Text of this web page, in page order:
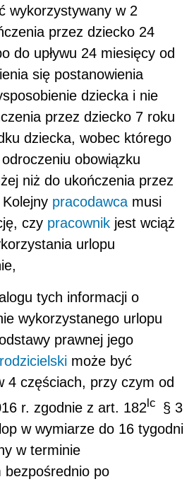
wykorzystywany w 2
przez dziecko 24
do upływu 24 miesięcy od
się postanowienia
dziecka i nie
przez dziecko 7 roku
dziecka, wobec którego
obowiązku
niż do ukończenia przez
pracodawca musi
czy pracownik jest wciąż
urlopu
tych informacji o
wykorzystanego urlopu
prawnej jego
może być
4 częściach, przy czym od
r. zgodnie z art. 182lc § 3
w wymiarze do 16 tygodni
w terminie
bezpośrednio po